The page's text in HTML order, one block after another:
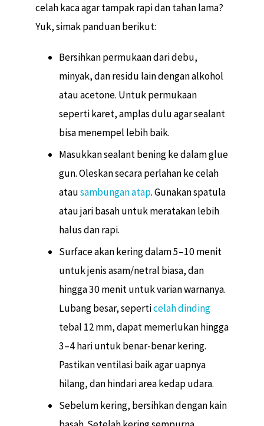
celah kaca agar tampak rapi dan tahan lama?
Yuk, simak panduan berikut:
Bersihkan permukaan dari debu,
minyak, dan residu lain dengan alkohol
atau acetone. Untuk permukaan
seperti karet, amplas dulu agar sealant
bisa menempel lebih baik.
Masukkan sealant bening ke dalam glue
gun. Oleskan secara perlahan ke celah
atausambungan atap. Gunakan spatula
atau jari basah untuk meratakan lebih
halus dan rapi.
Surface akan kering dalam 5–10 menit
untuk jenis asam/netral biasa, dan
hingga 30 menit untuk varian warnanya.
Lubang besar, seperticelah dinding
tebal 12 mm, dapat memerlukan hingga
3–4 hari untuk benar-benar kering.
Pastikan ventilasi baik agar uapnya
hilang, dan hindari area kedap udara.
Sebelum kering, bersihkan dengan kain